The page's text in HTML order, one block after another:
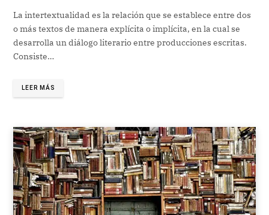
La intertextualidad es la relación que se establece entre dos
o más textos de manera explícita o implícita, en la cual se
desarrolla un diálogo literario entre producciones escritas.
Consiste…
LEER MÁS